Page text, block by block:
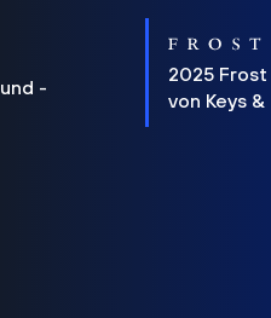
-
2025 Frost
von Keys